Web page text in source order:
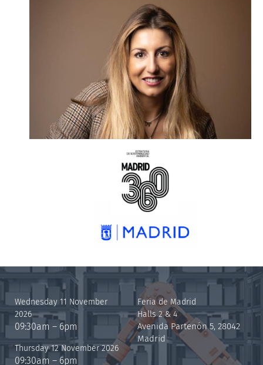
LOLA ORTÍZ
Wednesday 11 November
2026
09:30am – 6pm
Thursday 12 November 2026
09:30am – 6pm
Feria de Madrid
Halls 2 & 4
Avenida Partenón 5, 28042
Madrid